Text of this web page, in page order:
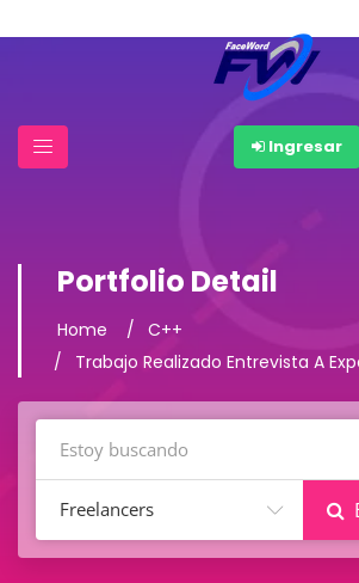
Ingresar
Portfolio Detail
Home
C++
Trabajo Realizado Entrevista A
Freelancers